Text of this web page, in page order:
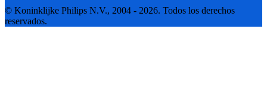
© Koninklijke Philips N.V., 2004 - 2026. Todos los derechos
reservados.